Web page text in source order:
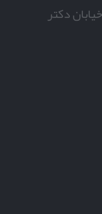
دکتر